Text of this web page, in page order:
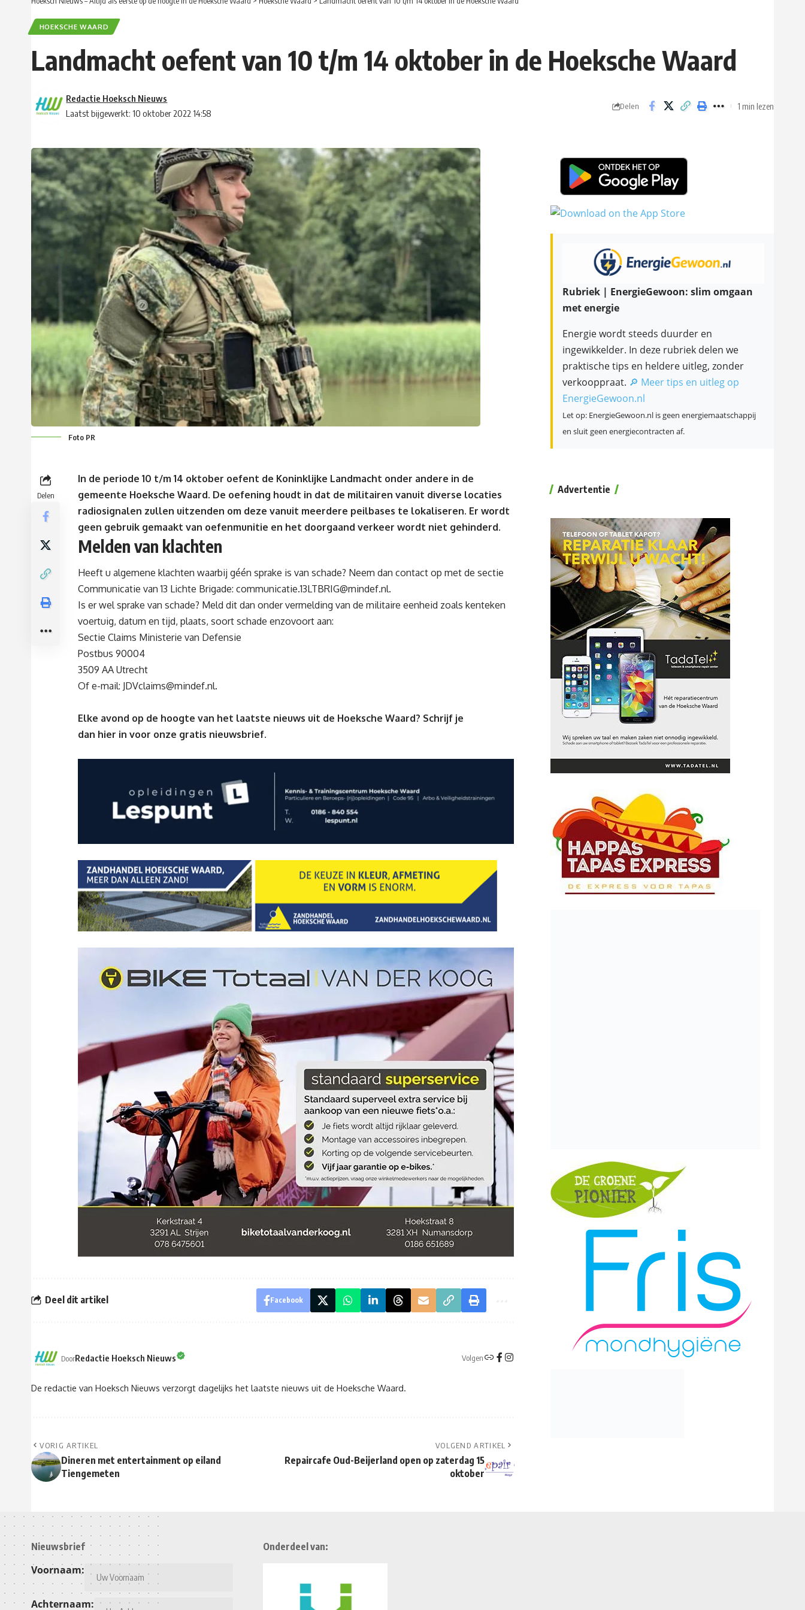
HOEKSCHE WAARD
Landmacht oefent van 10 t/m 14 oktober in de Hoeksche Waard
Laatst bijgewerkt: 10 oktober 2022 14:58
Redactie Hoeksch Nieuws
Delen 1 min lezen
Foto PR
Delen
In de periode 10 t/m 14 oktober oefent de Koninklijke Landmacht onder andere in de
gemeente Hoeksche Waard. De oefening houdt in dat de militairen vanuit diverse locaties
radiosignalen zullen uitzenden om deze vanuit meerdere peilbases te lokaliseren. Er wordt
geen gebruik gemaakt van oefenmunitie en het doorgaand verkeer wordt niet gehinderd.
Melden van klachten
Heeft u algemene klachten waarbij géén sprake is van schade? Neem dan contact op met de sectie
Communicatie van 13 Lichte Brigade: communicatie.13LTBRIG@mindef.nl.
Is er wel sprake van schade? Meld dit dan onder vermelding van de militaire eenheid zoals kenteken
voertuig, datum en tijd, plaats, soort schade enzovoort aan:
Sectie Claims Ministerie van Defensie
Postbus 90004
3509 AA Utrecht
Of e-mail: JDVclaims@mindef.nl.
Elke avond op de hoogte van het laatste nieuws uit de Hoeksche Waard? Schrijf je
dan hier in voor onze gratis nieuwsbrief.
Deel dit artikel Facebook
DoorRedactie Hoeksch Nieuws Volgen
De redactie van Hoeksch Nieuws verzorgt dagelijks het laatste nieuws uit de Hoeksche Waard.
VORIG ARTIKEL
Dineren met entertainment op eiland
Tiengemeten
VOLGEND ARTIKEL
Repaircafe Oud-Beijerland open op zaterdag 15
oktober
Rubriek | EnergieGewoon: slim omgaan
met energie
Energie wordt steeds duurder en
ingewikkelder. In deze rubriek delen we
praktische tips en heldere uitleg, zonder
verkooppraat. 🔎 Meer tips en uitleg op
EnergieGewoon.nl
Let op: EnergieGewoon.nl is geen energiemaatschappij
en sluit geen energiecontracten af.
Advertentie
Nieuwsbrief
Voornaam:
Achternaam:
Onderdeel van: